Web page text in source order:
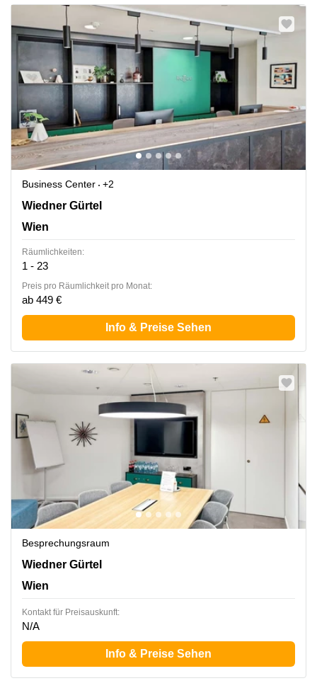
Business Center
+2
Wiedner Gürtel 13,The Icon Vienna,Turm 24, 3. Etage,
Wiedner Gürtel
Wien
Räumlichkeiten:
1 - 23
Preis pro Räumlichkeit pro Monat:
ab 449 €
Info & Preise Sehen
Besprechungsraum
Wiedner Gürtel 13,The Icon Vienna,Turm 24, 3. Etage,
Wiedner Gürtel
Wien
Kontakt für Preisauskunft:
N/A
Info & Preise Sehen